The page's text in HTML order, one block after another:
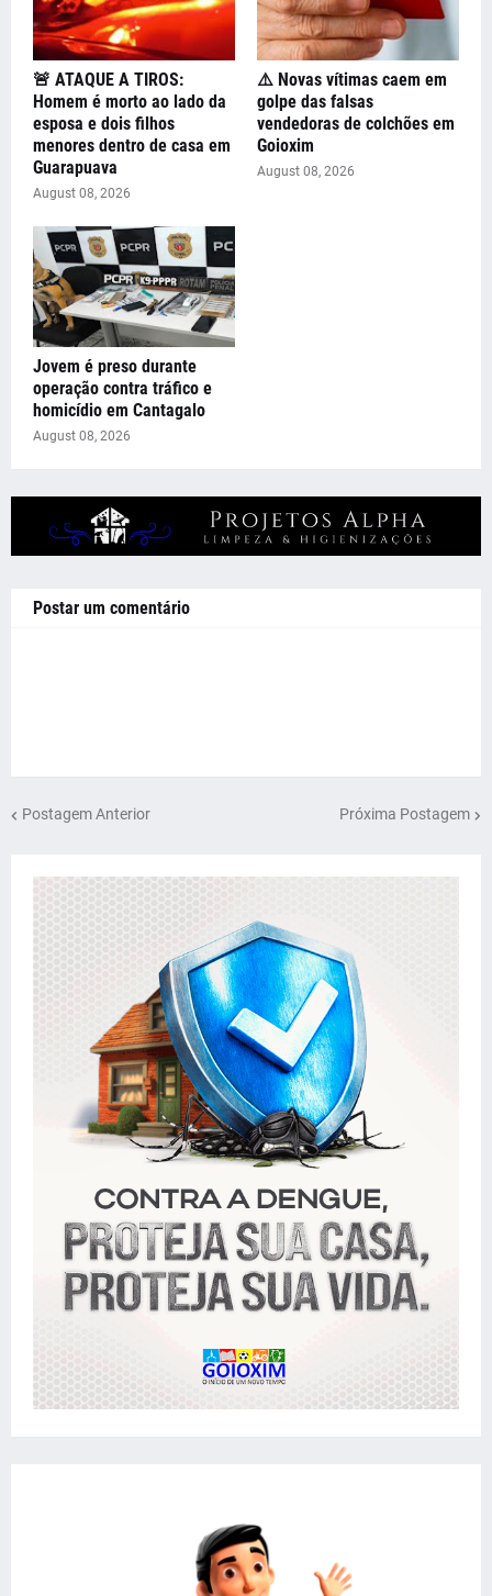
🚨 ATAQUE A TIROS:
Homem é morto ao lado da
esposa e dois filhos
menores dentro de casa em
Guarapuava
August 08, 2026
⚠️ Novas vítimas caem em
golpe das falsas
vendedoras de colchões em
Goioxim
August 08, 2026
Jovem é preso durante
operação contra tráfico e
homicídio em Cantagalo
August 08, 2026
Postar um comentário
Postagem Anterior Próxima Postagem